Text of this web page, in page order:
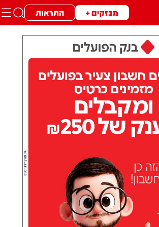
מבזקים + התראות